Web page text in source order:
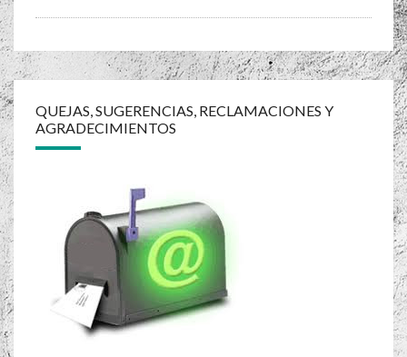
Navegación
de
entradas
QUEJAS, SUGERENCIAS, RECLAMACIONES Y
AGRADECIMIENTOS